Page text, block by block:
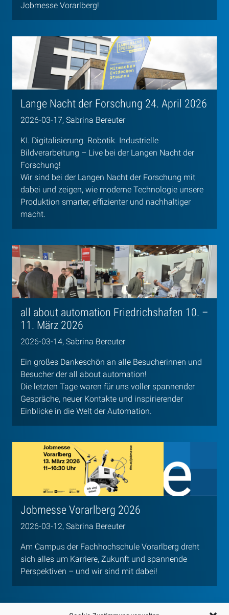
Jobmesse Vorarlberg!
Lange Nacht der Forschung 24. April 2026
2026-03-17, Sabrina Bereuter
KI. Digitalisierung. Robotik. Industrielle
Bildverarbeitung – Live bei der Langen Nacht der
Forschung!
Wir sind bei der Langen Nacht der Forschung mit
dabei und zeigen, wie moderne Technologie unsere
Produktion smarter, effizienter und nachhaltiger
macht.
all about automation Friedrichshafen 10. –
11. März 2026
2026-03-14, Sabrina Bereuter
Ein großes Dankeschön an alle Besucherinnen und
Besucher der all about automation!
Die letzten Tage waren für uns voller spannender
Gespräche, neuer Kontakte und inspirierender
Einblicke in die Welt der Automation.
Jobmesse Vorarlberg 2026
2026-03-12, Sabrina Bereuter
Am Campus der Fachhochschule Vorarlberg dreht
sich alles um Karriere, Zukunft und spannende
Perspektiven – und wir sind mit dabei!